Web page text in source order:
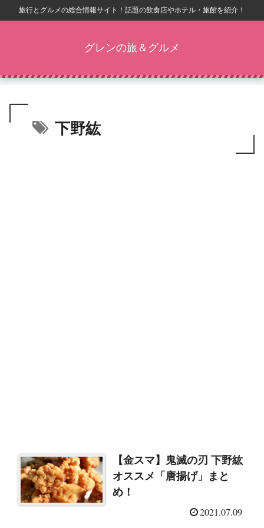
旅行とグルメの総合情報サイト！話題の飲食店やホテル・旅館を紹介！
グレンの旅＆グルメ
下野紘
【金スマ】鬼滅の刃 下野紘
オススメ「唐揚げ」まと
め！
2021.07.09